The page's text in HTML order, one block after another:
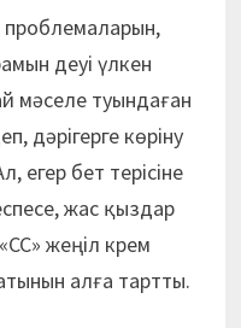
проблемаларын,
деуі үлкен
мәселе туындаған
дәрігерге көріну
егер бет терісіне
жас қыздар
жеңіл крем
алға тартты.